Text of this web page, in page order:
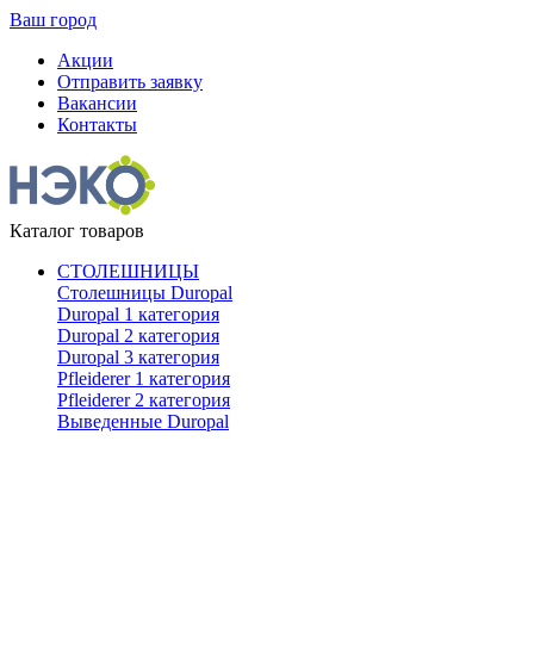
Ваш город
Акции
Отправить заявку
Вакансии
Контакты
Каталог товаров
СТОЛЕШНИЦЫ
Столешницы Duropal
Duropal 1 категория
Duropal 2 категория
Duropal 3 категория
Pfleiderer 1 категория
Pfleiderer 2 категория
Выведенные Duropal